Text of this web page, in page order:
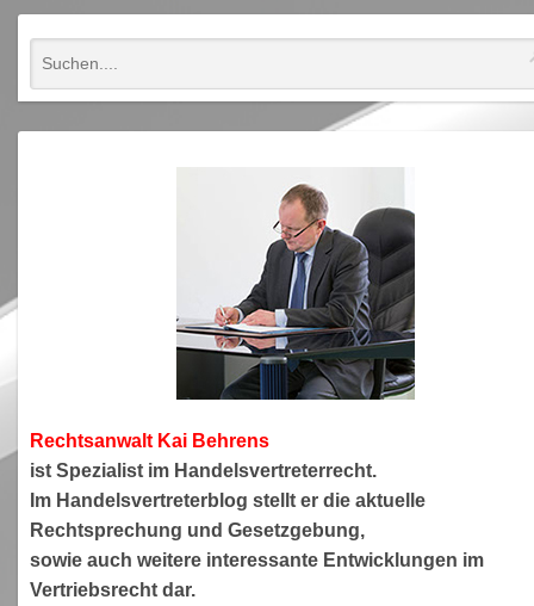
Rechtsanwalt Kai Behrens
ist Spezialist im Handelsvertreterrecht.
Im Handelsvertreterblog stellt er die aktuelle
Rechtsprechung und Gesetzgebung,
sowie auch weitere interessante Entwicklungen im
Vertriebsrecht dar.